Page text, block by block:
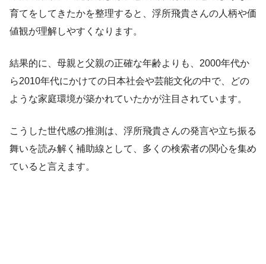
育てをしてきたかを整理すると、浮所飛貴さんの人柄や価
値観が理解しやすくなります。
結果的に、母親と父親の正確な年齢よりも、2000年代か
ら2010年代にかけての日本社会や芸能文化の中で、どの
ような家庭環境が築かれていたかが注目されています。
こうした世代感の推測は、浮所飛貴さんの発言や立ち振る
舞いを読み解く補助線として、多くの検索者の関心を集め
ていると言えます。